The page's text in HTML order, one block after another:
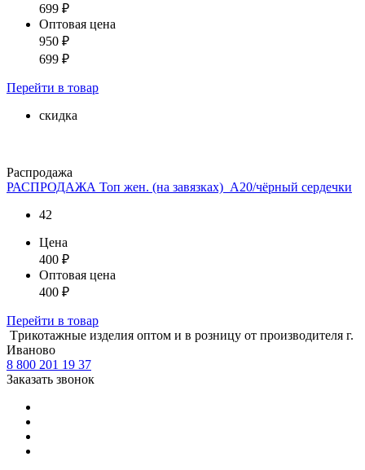
699 ₽
Оптовая цена
950 ₽
699 ₽
Перейти в товар
скидка
Распродажа
РАСПРОДАЖА Топ жен. (на завязках)_А20/чёрный сердечки
42
Цена
400 ₽
Оптовая цена
400 ₽
Перейти в товар
Tрикотажные изделия оптом и в розницу от производителя г.
Иваново
8 800 201 19 37
Заказать звонок